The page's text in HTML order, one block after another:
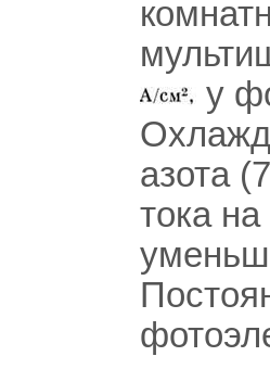
у
азота
тока